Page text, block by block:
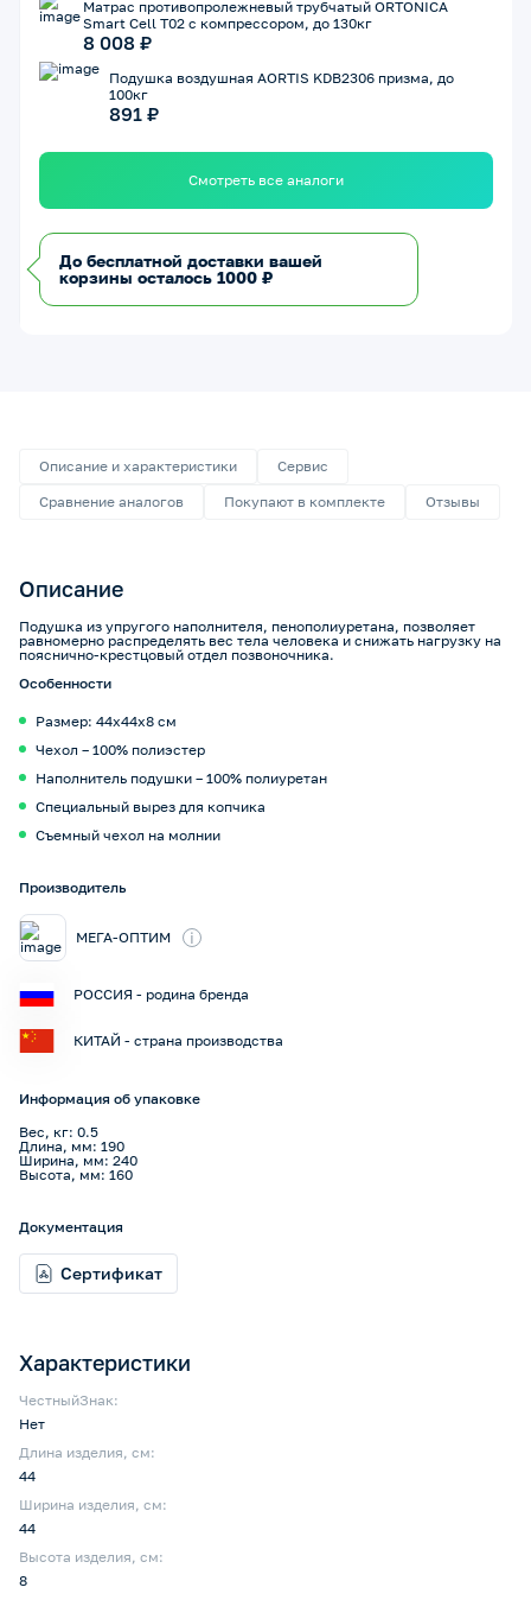
Матрас противопролежневый трубчатый ORTONICA
Smart Cell T02 с компрессором, до 130кг
8 008 ₽
Подушка воздушная AORTIS KDB2306 призма, до
100кг
891 ₽
Смотреть все аналоги
До бесплатной доставки вашей
корзины осталось 1000 ₽
Описание и характеристики
Сервис
Сравнение аналогов
Покупают в комплекте Отзывы
Описание
Подушка из упругого наполнителя, пенополиуретана, позволяет
равномерно распределять вес тела человека и снижать нагрузку на
пояснично-крестцовый отдел позвоночника.
Особенности
Размер: 44х44х8 см
Чехол – 100% полиэстер
Наполнитель подушки – 100% полиуретан
Специальный вырез для копчика
Съемный чехол на молнии
Характеристики
ЧестныйЗнак:
Нет
Длина изделия, см:
44
Ширина изделия, см:
44
Высота изделия, см:
8
Производитель
МЕГА-ОПТИМ i
РОССИЯ - родина бренда
КИТАЙ - страна производства
Информация об упаковке
Вес, кг: 0.5
Длина, мм: 190
Ширина, мм: 240
Высота, мм: 160
Документация
Сертификат